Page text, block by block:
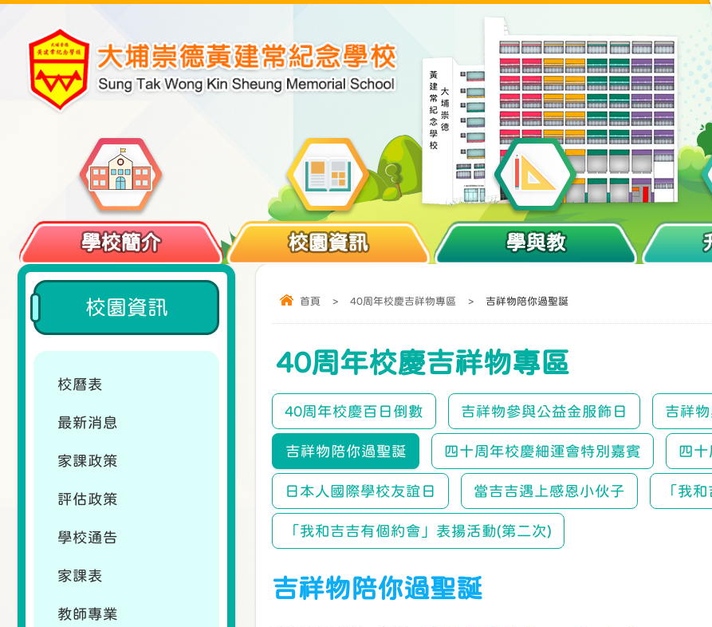
學校簡介 校園資訊 學與教
首頁 > 40周年校慶吉祥物專區 > 吉祥物陪你過聖誕
40周年校慶吉祥物專區
40周年校慶百日倒數 吉祥物參與公益金服飾日 吉祥
吉祥物陪你過聖誕 四十周年校慶細運會特別嘉賓 四
日本人國際學校友誼日 當吉吉遇上感恩小伙子 「我
「我和吉吉有個約會」表揚活動(第二次)
吉祥物陪你過聖誕
校園資訊
校曆表
最新消息
家課政策
評估政策
學校通告
家課表
教師專業